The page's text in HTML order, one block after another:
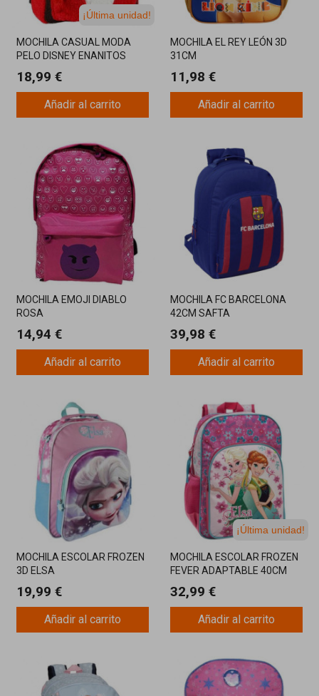
¡Última unidad!
MOCHILA CASUAL MODA
PELO DISNEY ENANITOS
18,99 €
Añadir al carrito
MOCHILA EL REY LEÓN 3D
31CM
11,98 €
Añadir al carrito
MOCHILA EMOJI DIABLO
ROSA
14,94 €
Añadir al carrito
MOCHILA FC BARCELONA
42CM SAFTA
39,98 €
Añadir al carrito
MOCHILA ESCOLAR FROZEN
3D ELSA
19,99 €
Añadir al carrito
¡Última unidad!
MOCHILA ESCOLAR FROZEN
FEVER ADAPTABLE 40CM
32,99 €
Añadir al carrito